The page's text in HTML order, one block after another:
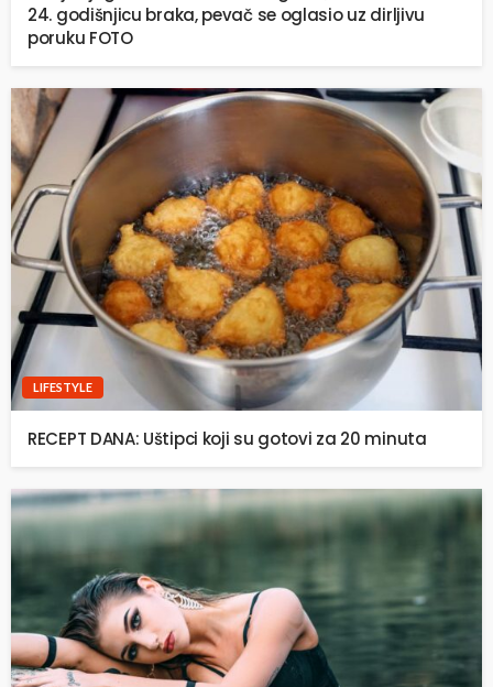
24. godišnjicu braka, pevač se oglasio uz dirljivu
poruku FOTO
LIFESTYLE
RECEPT DANA: Uštipci koji su gotovi za 20 minuta